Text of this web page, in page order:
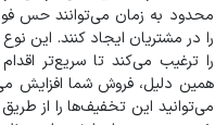
محدود به زمان می‌توانند حس
را در مشتریان ایجاد کنند. این
را ترغیب می‌کند تا سریع‌تر
همین دلیل، فروش شما افزایش
می‌توانید این تخفیف‌ها را از